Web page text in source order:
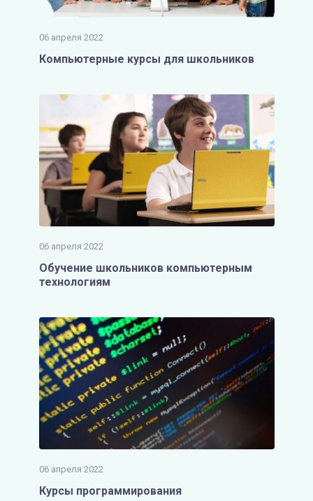
06 апреля 2022
Компьютерные курсы для школьников
06 апреля 2022
Обучение школьников компьютерным
технологиям
06 апреля 2022
Курсы программирования